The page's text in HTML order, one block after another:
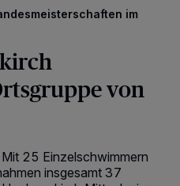
im
von
Mit 25 Einzelschwimmern
insgesamt 37
greifen auf personenbezogene Daten
bereitzustellen“ aufgeführten
manche Inhalte und Anzeigen
Sie können dieses Menü jederzeit